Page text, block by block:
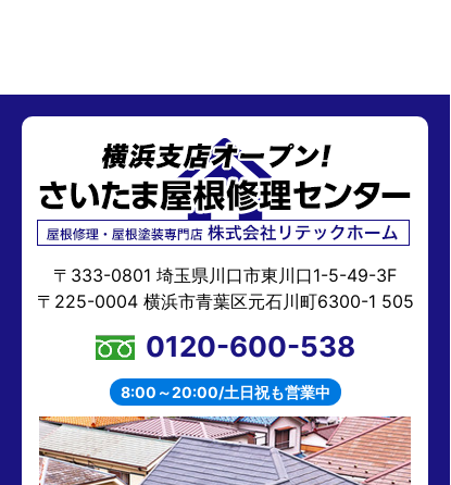
〒333-0801 埼玉県川口市東川口1-5-49-3F
〒225-0004 横浜市青葉区元石川町6300-1 505
0120-600-538
8:00～20:00/土日祝も営業中